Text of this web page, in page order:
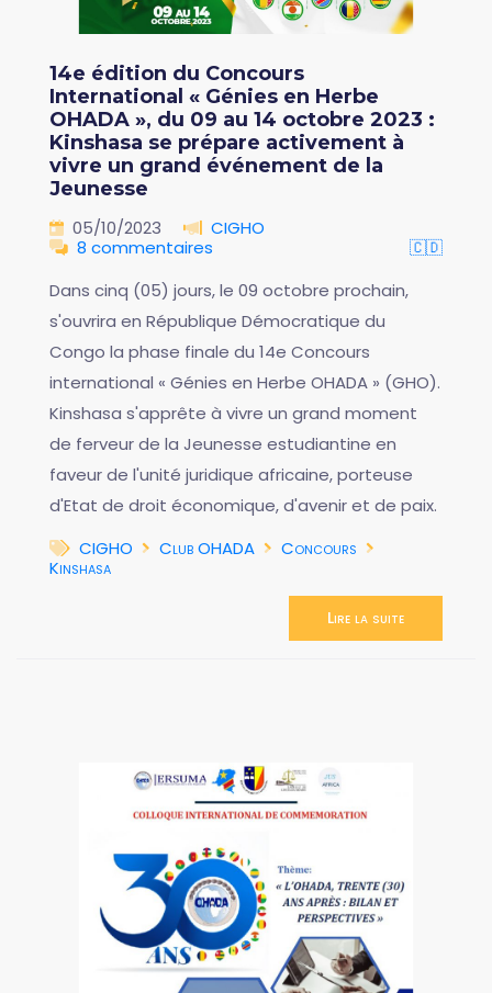
14e édition du Concours
International « Génies en Herbe
OHADA », du 09 au 14 octobre 2023 :
Kinshasa se prépare activement à
vivre un grand événement de la
Jeunesse
05/10/2023
CIGHO
8 commentaires
🇨🇩
Dans cinq (05) jours, le 09 octobre prochain,
s'ouvrira en République Démocratique du
Congo la phase finale du 14e Concours
international « Génies en Herbe OHADA » (GHO).
Kinshasa s'apprête à vivre un grand moment
de ferveur de la Jeunesse estudiantine en
faveur de l'unité juridique africaine, porteuse
d'Etat de droit économique, d'avenir et de paix.
CIGHO
Club OHADA
Concours
Kinshasa
Lire la suite